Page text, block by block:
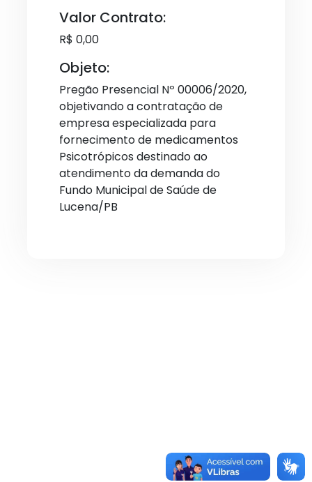
Valor Contrato:
R$ 0,00
Objeto:
Pregão Presencial Nº 00006/2020,
objetivando a contratação de
empresa especializada para
fornecimento de medicamentos
Psicotrópicos destinado ao
atendimento da demanda do
Fundo Municipal de Saúde de
Lucena/PB